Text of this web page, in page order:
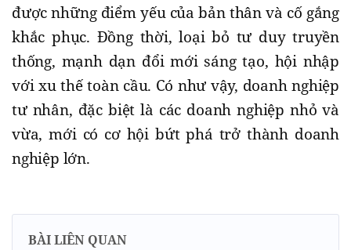
được những điểm yếu của bản thân và cố gắng
khắc phục. Đồng thời, loại bỏ tư duy truyền
thống, mạnh dạn đổi mới sáng tạo, hội nhập
với xu thế toàn cầu. Có như vậy, doanh nghiệp
tư nhân, đặc biệt là các doanh nghiệp nhỏ và
vừa, mới có cơ hội bứt phá trở thành doanh
nghiệp lớn.
BÀI LIÊN QUAN